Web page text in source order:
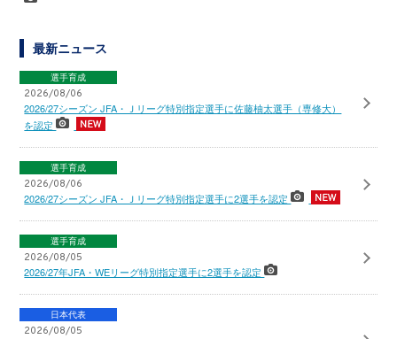
最新ニュース
選手育成
2026/08/06
2026/27シーズン JFA・Ｊリーグ特別指定選手に佐藤柚太選手（専修大）
を認定
選手育成
2026/08/06
2026/27シーズン JFA・Ｊリーグ特別指定選手に2選手を認定
選手育成
2026/08/05
2026/27年JFA・WEリーグ特別指定選手に2選手を認定
日本代表
2026/08/05